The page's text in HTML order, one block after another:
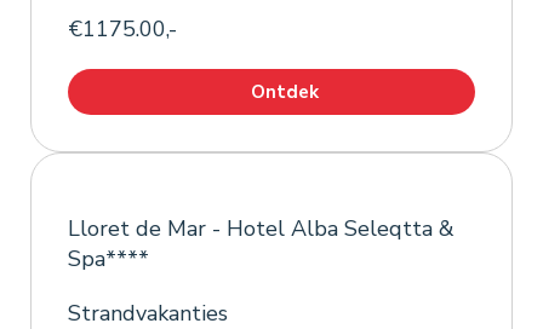
€1175.00,-
Ontdek
Lloret de Mar - Hotel Alba Seleqtta &
Spa****
Strandvakanties